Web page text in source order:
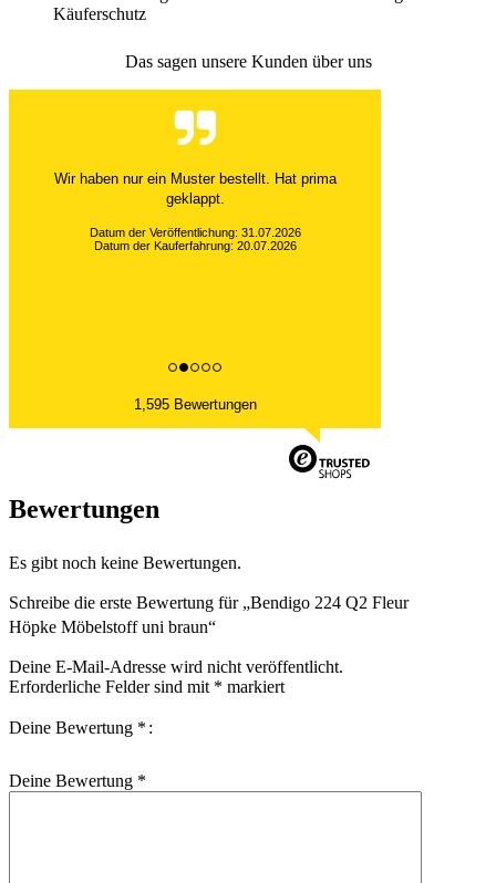
Käuferschutz
Das sagen unsere Kunden über uns
Wir haben nur ein Muster bestellt. Hat prima
geklappt.
Datum der Veröffentlichung: 31.07.2026
Datum der Kauferfahrung: 20.07.2026
1,595 Bewertungen
Bewertungen
Es gibt noch keine Bewertungen.
Schreibe die erste Bewertung für „Bendigo 224 Q2 Fleur
Höpke Möbelstoff uni braun“
Deine E-Mail-Adresse wird nicht veröffentlicht.
Erforderliche Felder sind mit * markiert
Deine Bewertung *
Deine Bewertung *